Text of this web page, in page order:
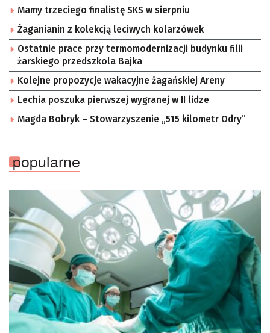
Mamy trzeciego finalistę SKS w sierpniu
Żaganianin z kolekcją leciwych kolarzówek
Ostatnie prace przy termomodernizacji budynku filii
żarskiego przedszkola Bajka
Kolejne propozycje wakacyjne żagańskiej Areny
Lechia poszuka pierwszej wygranej w II lidze
Magda Bobryk – Stowarzyszenie „515 kilometr Odry”
popularne